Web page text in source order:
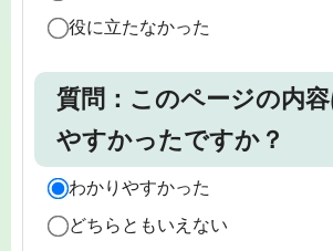
役に立たなかった
質問：このページの内
やすかったですか？
わかりやすかった
どちらともいえない